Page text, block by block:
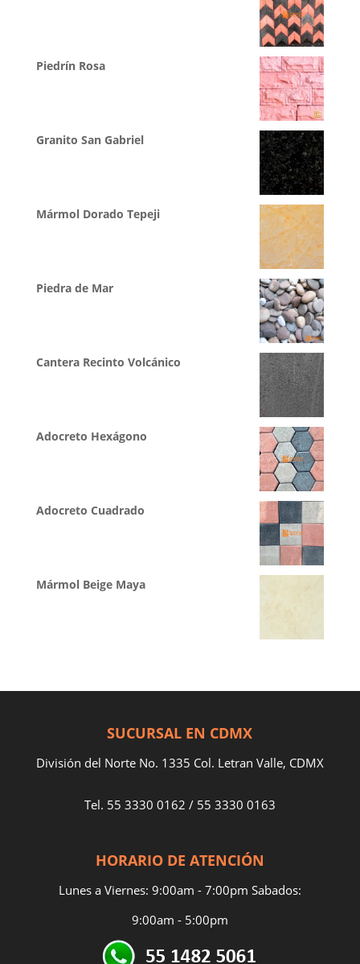
Piedrín Rosa
Granito San Gabriel
Mármol Dorado Tepeji
Piedra de Mar
Cantera Recinto Volcánico
Adocreto Hexágono
Adocreto Cuadrado
Mármol Beige Maya
SUCURSAL EN CDMX
División del Norte No. 1335 Col. Letran Valle, CDMX
Tel. 55 3330 0162 / 55 3330 0163
HORARIO DE ATENCIÓN
Lunes a Viernes: 9:00am - 7:00pm Sabados:
9:00am - 5:00pm